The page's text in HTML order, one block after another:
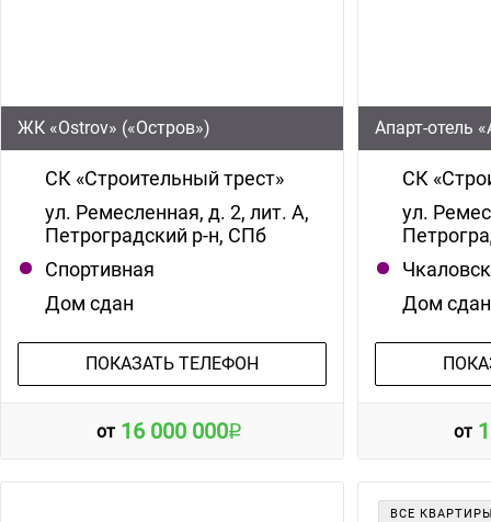
ЖК «Ostrov» («Остров»)
СК «Строительный трест»
ул. Ремесленная, д. 2, лит. А,
Петроградский р-н, СПб
Спортивная
Дом сдан
ПОКАЗАТЬ ТЕЛЕФОН
от 16 000 000
Апарт-отель
СК
ул.
Дом сдан
от
ВСЕ